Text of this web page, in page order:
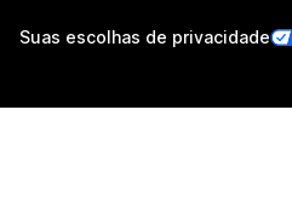
Suas escolhas de privacidade